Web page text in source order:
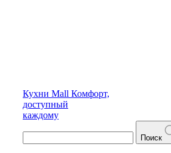
Кухни Mall Комфорт,
доступный
каждому
Поиск